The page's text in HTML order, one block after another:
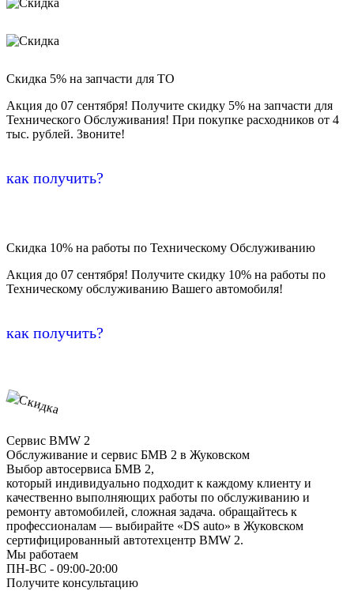
Скидка 5% на запчасти для ТО
Акция до 07 сентября! Получите скидку 5% на запчасти для
Технического Обслуживания! При покупке расходников от 4
тыс. рублей. Звоните!
как получить?
Скидка 10% на работы по Техническому Обслуживанию
Акция до 07 сентября! Получите скидку 10% на работы по
Техническому обслуживанию Вашего автомобиля!
как получить?
Сервис BMW 2
Обслуживание и сервис БМВ 2 в Жуковском
Выбор автосервиса БМВ 2,
который индивидуально подходит к каждому клиенту и
качественно выполняющих работы по обслуживанию и
ремонту автомобилей, сложная задача. обращайтесь к
профессионалам — выбирайте «DS auto» в Жуковском
сертифицированный автотехцентр BMW 2.
Мы работаем
ПН-ВC - 09:00-20:00
Получите консультацию